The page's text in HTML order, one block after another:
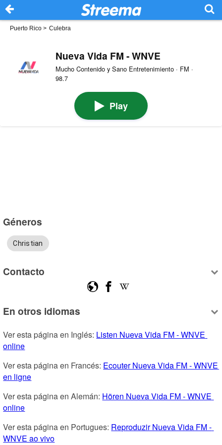
Puerto Rico > Culebra
Nueva Vida FM - WNVE
Mucho Contenido y Sano Entretenimiento · FM ·
98.7
Play
Géneros
Christian
Contacto
En otros idiomas
Ver esta página en Inglés: Listen Nueva Vida FM - WNVE
online
Ver esta página en Francés: Ecouter Nueva Vida FM - WNVE
en ligne
Ver esta página en Alemán: Hören Nueva Vida FM - WNVE
online
Ver esta página en Portugues: Reproduzir Nueva Vida FM -
WNVE ao vivo